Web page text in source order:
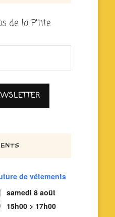
de la P'tite
de vêtements
samedi 8 août
15h00 > 17h00